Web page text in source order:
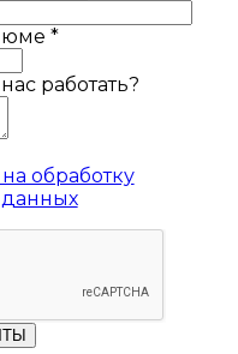
*
работать?
обработку